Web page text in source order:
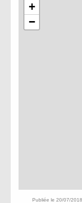
+
−
Publiée le 20/07/